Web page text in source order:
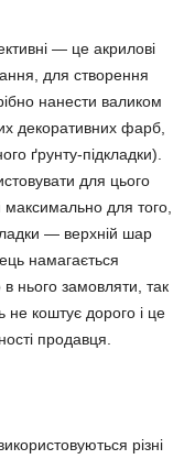
— це акрилові
для створення
нанести валиком
декоративних фарб,
ґрунту-підкладки).
для цього
для того,
— верхній шар
намагається
нього замовляти, так
не коштує дорого і це
продавця.
різні